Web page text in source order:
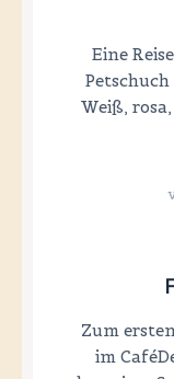
Eine
Weiß,
Zum
im